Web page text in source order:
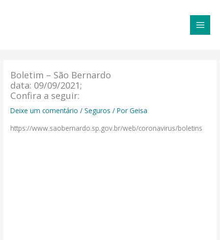
Boletim – São Bernardo
data: 09/09/2021;
Confira a seguir:
Deixe um comentário /Seguros / PorGeisa
https://www.saobernardo.sp.gov.br/web/coronavirus/boletins